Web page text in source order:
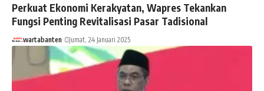
Perkuat Ekonomi Kerakyatan, Wapres Tekankan
Fungsi Penting Revitalisasi Pasar Tadisional
wartabanten Jumat, 24 Januari 2025